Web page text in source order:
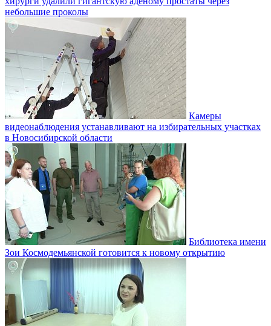
небольшие проколы
Камеры
видеонаблюдения устанавливают на избирательных участках
в Новосибирской области
Библиотека имени
Зои Космодемьянской готовится к новому открытию